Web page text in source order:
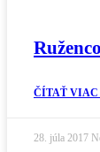
ČÍTAŤ VIAC
28. júla 2017